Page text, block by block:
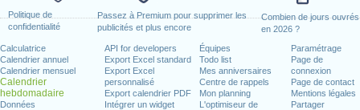
Politique de
confidentialité
Passez à Premium pour supprimer les
publicités et plus encore
Combien de jours ouvrés
en 2026 ?
Calculatrice
Calendrier annuel
Calendrier mensuel
Calendrier
hebdomadaire
Données
API for developers
Export Excel standard
Export Excel
personnalisé
Export calendrier PDF
Intégrer un widget
Équipes
Todo list
Mes anniversaires
Centre de rappels
Mon planning
L'optimiseur de
Paramétrage
Page de
connexion
Page de contact
Mentions légales
Partager